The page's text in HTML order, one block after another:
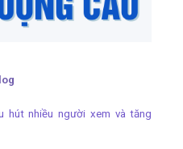
hút nhiều người xem và tăng